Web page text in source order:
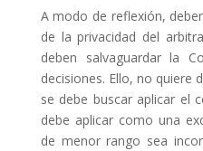
A modo de reflexión,
de la privacidad del
deben salvaguardar la
decisiones. Ello, no quiere
se debe buscar aplicar el
debe aplicar como una
de menor rango sea